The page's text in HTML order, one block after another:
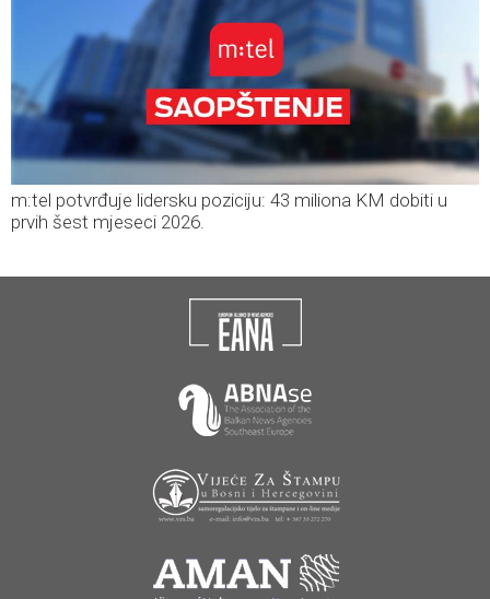
m:tel potvrđuje lidersku poziciju: 43 miliona KM dobiti u
prvih šest mjeseci 2026.